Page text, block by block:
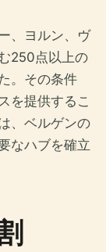
、ヨルン、ヴ
250点以上の
。その条件
を提供するこ
、ベルゲンの
なハブを確立